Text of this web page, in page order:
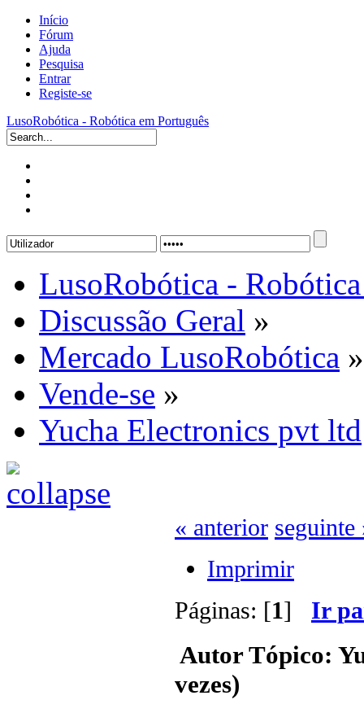
Início
Fórum
Ajuda
Pesquisa
Entrar
Registe-se
LusoRobótica - Robótica em Português
LusoRobótica -
Discussão Geral »
Mercado LusoRobótica »
Vende-se »
Yucha Electronics pvt ltd
« anterior seguinte
Imprimir
Páginas: [1] Ir
AutorTópico:
vezes)